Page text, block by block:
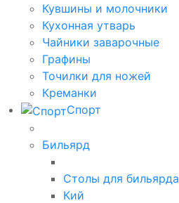
Кувшины и молочники
Кухонная утварь
Чайники заварочные
Графины
Точилки для ножей
Креманки
Спорт
Бильярд
Столы для бильярда
Кий